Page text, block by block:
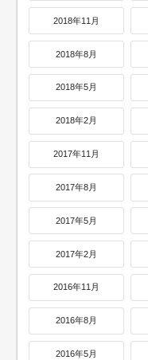
2018年11月
2018年8月
2018年5月
2018年2月
2017年11月
2017年8月
2017年5月
2017年2月
2016年11月
2016年8月
2016年5月